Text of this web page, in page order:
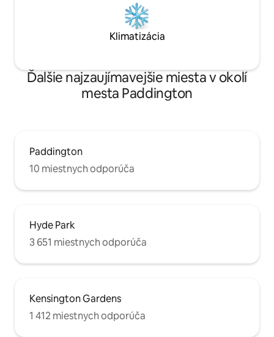
Klimatizácia
Ďalšie najzaujímavejšie miesta v okolí
mesta Paddington
Paddington
10 miestnych odporúča
Hyde Park
3 651 miestnych odporúča
Kensington Gardens
1 412 miestnych odporúča